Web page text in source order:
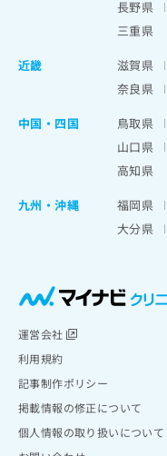
長野県
三重県
近畿
滋賀県
奈良県
中国・四国
鳥取県
山口県
高知県
九州・沖縄
福岡県
大分県
運営会社
利用規約
記事制作ポリシー
掲載情報の修正について
個人情報の取り扱いについて